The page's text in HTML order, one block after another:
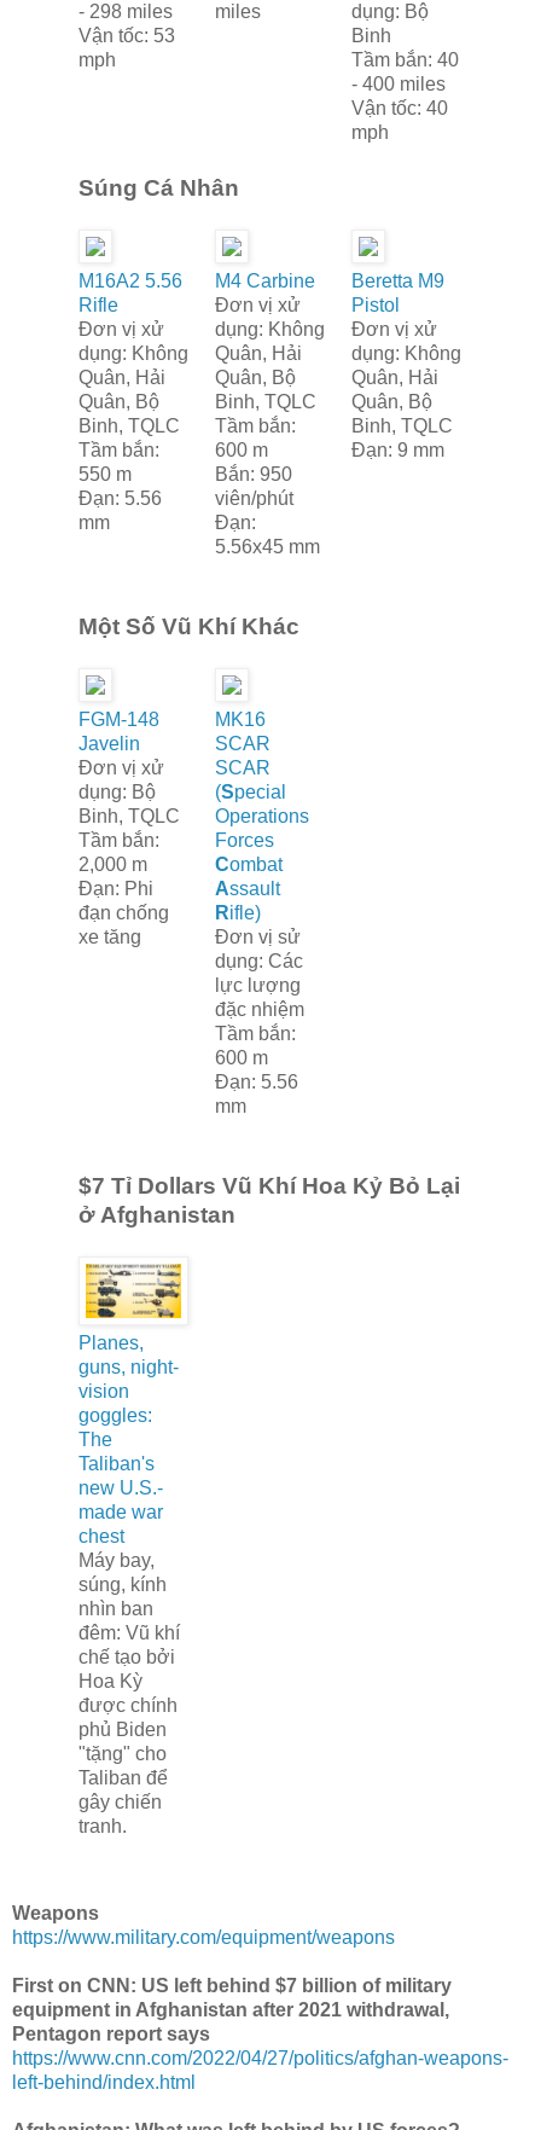
- 298 miles
Vận tốc: 53
mph
miles
dụng: Bộ
Binh
Tầm bắn: 40
- 400 miles
Vận tốc: 40
mph
Súng Cá Nhân
M16A2 5.56
Rifle
Đơn vị xử
dụng: Không
Quân, Hải
Quân, Bộ
Binh, TQLC
Tầm bắn:
550 m
Đạn: 5.56
mm
M4 Carbine
Đơn vị xử
dụng: Không
Quân, Hải
Quân, Bộ
Binh, TQLC
Tầm bắn:
600 m
Bắn: 950
viên/phút
Đạn:
5.56x45 mm
Beretta M9
Pistol
Đơn vị xử
dụng: Không
Quân, Hải
Quân, Bộ
Binh, TQLC
Đạn: 9 mm
Một Số Vũ Khí Khác
FGM-148
Javelin
Đơn vị xử
dụng: Bộ
Binh, TQLC
Tầm bắn:
2,000 m
Đạn: Phi
đạn chống
xe tăng
MK16
SCAR
SCAR
(Special
Operations
Forces
Combat
Assault
Rifle)
Đơn vị sử
dụng: Các
lực lượng
đặc nhiệm
Tầm bắn:
600 m
Đạn: 5.56
mm
$7 Tỉ Dollars Vũ Khí Hoa Kỷ Bỏ Lại
ở Afghanistan
Planes,
guns, night-
vision
goggles:
The
Taliban's
new U.S.-
made war
chest
Máy bay,
súng, kính
nhìn ban
đêm: Vũ khí
chế tạo bởi
Hoa Kỳ
được chính
phủ Biden
"tặng" cho
Taliban để
gây chiến
tranh.
Weapons
https://www.military.com/equipment/weapons
First on CNN: US left behind $7 billion of military
equipment in Afghanistan after 2021 withdrawal,
Pentagon report says
https://www.cnn.com/2022/04/27/politics/afghan-weapons-
left-behind/index.html